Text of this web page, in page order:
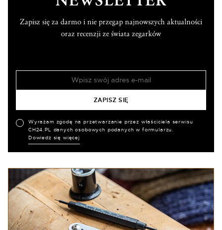
Zapisz się za darmo i nie przegap najnowszych aktualności
oraz recenzji ze świata zegarków
Wyrażam zgodę na przetwarzanie przez właściciela serwisu
CH24.PL danych osobowych podanych w formularzu.
Dowiedz się więcej